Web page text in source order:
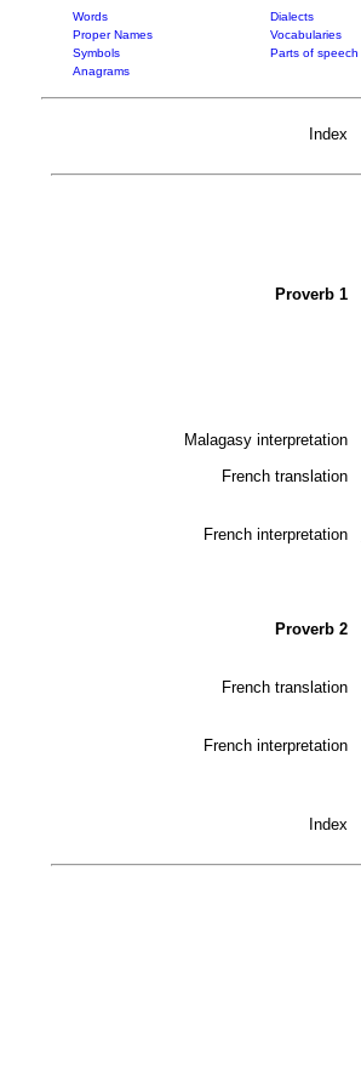
Words Dialects
Proper Names
Vocabularies
Symbols
Parts of speech
Anagrams
Index
Proverb 1
Malagasy interpretation
French translation
French interpretation
Proverb 2
French translation
French interpretation
Index